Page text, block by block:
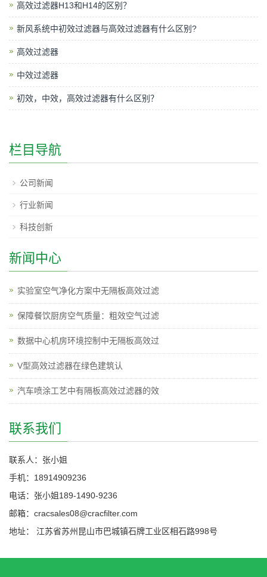
高效过滤器H13和H14的区别？
新风系统中初效过滤器与高效过滤器有什么区别?
高效过滤器
中效过滤器
初效，中效，高效过滤器有什么区别？
栏目导航
公司新闻
行业新闻
科技创新
新闻中心
实验室空气净化方案中无隔板高效过滤
保障餐饮厨房空气质量：粗效空气过滤
数据中心机房环境控制中无隔板高效过
V型高效过滤器在绿色建筑认
汽车喷涂工艺中有隔板高效过滤器的效
联系我们
联系人：张小姐
手机：18914909236
电话：张小姐189-1490-9236
邮箱：cracsales08@cracfilter.com
地址： 江苏省苏州昆山市巴城镇石牌工业区相石路998号